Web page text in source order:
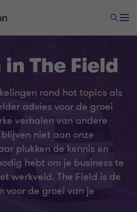
The Field
rond hot topics als
advies voor de groei
verhalen van andere
niet aan onze
plukken de kennis en
hebt om je business te
werkveld. The Field is de
voor de groei van je